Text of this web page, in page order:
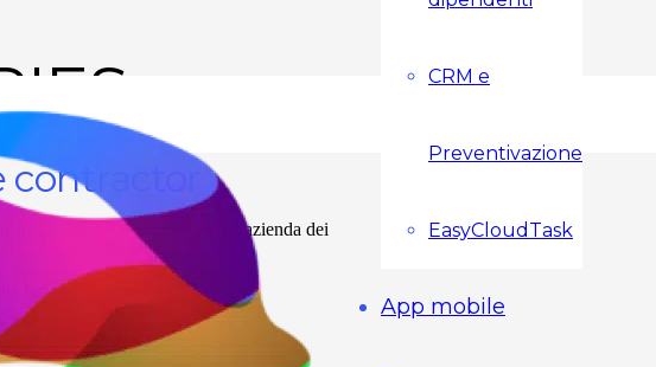
CRM e
Preventivazione
EasyCloudTask
App mobile
software EasyCloudPro ad un’azienda dei
la form sottostante.